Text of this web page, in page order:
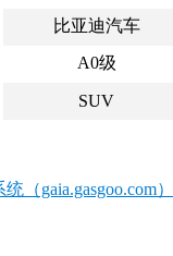
比亚迪汽车
A0级
SUV
gaia.gasgoo.com）